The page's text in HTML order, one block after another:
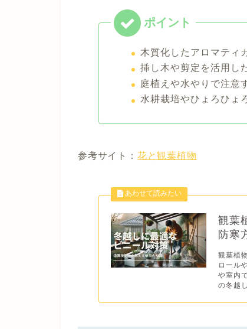
木質化したアロマティ
挿し木や剪定を活用し
庭植えや水やりで注意
水耕栽培やひょろひょ
参考サイト： 花と観葉植物
観葉
防寒
観葉植
ロール
や室内
の冬越